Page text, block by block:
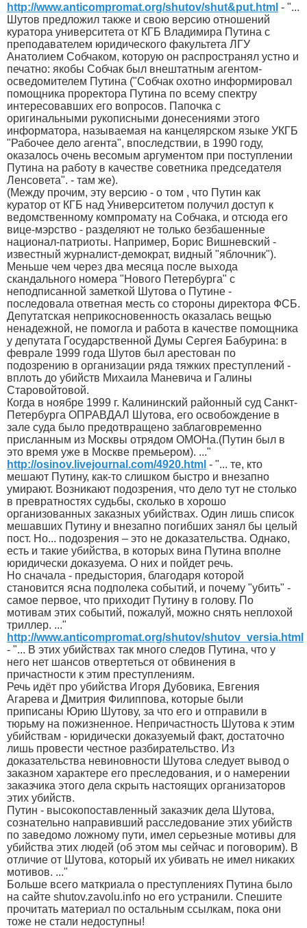
http://www.anticompromat.org/shutov/shut&put.html - "...
Шутов предложил также и свою версию отношений
куратора университета от КГБ Владимира Путина с
преподавателем юридического факультета ЛГУ
Анатолием Собчаком, которую он распространял устно и
печатно: якобы Собчак был внештатным агентом-
осведомителем Путина ("Собчак охотно информировал
помощника проректора Путина по всему спектру
интересовавших его вопросов. Папочка с
оригинальными рукописными донесениями этого
информатора, называемая на канцелярском языке УКГБ
"Рабочее дело агента", впоследствии, в 1990 году,
оказалось очень весомым аргументом при поступлении
Путина на работу в качестве советника председателя
Ленсовета". - там же).
(Между прочим, эту версию - о том , что Путин как
куратор от КГБ над Университетом получил доступ к
ведомственному компромату на Собчака, и отсюда его
вице-мэрство - разделяют не только безбашенные
национал-патриоты. Например, Борис Вишневский -
известный журналист-демократ, видный "яблочник").
Меньше чем через два месяца после выхода
скандального номера "Нового Петербурга" с
неподписанной заметкой Шутова о Путине -
последовала ответная месть со стороны директора ФСБ.
Депутатская неприкосновенность оказалась вещью
ненадежной, не помогла и работа в качестве помощника
у депутата Государственной Думы Сергея Бабурина: в
феврале 1999 года Шутов был арестован по
подозрению в организации ряда тяжких преступлений -
вплоть до убийств Михаила Маневича и Галины
Старовойтовой.
Когда в ноябре 1999 г. Калининский районный суд Санкт-
Петербурга ОПРАВДАЛ Шутова, его освобождение в
зале суда было предотвращено заблаговременно
присланным из Москвы отрядом ОМОНа.(Путин был в
это время уже в Москве премьером). ..."
http://osinov.livejournal.com/4920.html - "... те, кто
мешают Путину, как-то слишком быстро и внезапно
умирают. Возникают подозрения, что дело тут не столько
в превратностях судьбы, сколько в хорошо
организованных заказных убийствах. Один лишь список
мешавших Путину и внезапно погибших занял бы целый
пост. Но... подозрения – это не доказательства. Однако,
есть и такие убийства, в которых вина Путина вполне
юридически доказуема. О них и пойдет речь.
Но сначала - предыстория, благодаря которой
становится ясна подполека событий, и почему "убить" -
самое первое, что приходит Путину в голову. По
мотивам этих событий, пожалуй, можно снять неплохой
триллер. ..."
http://www.anticompromat.org/shutov/shutov_versia.html
- "... В этих убийствах так много следов Путина, что у
него нет шансов отвертеться от обвинения в
причастности к этим преступлениям.
Речь идёт про убийства Игоря Дубовика, Евгения
Агарева и Дмитрия Филиппова, которые были
приписаны Юрию Шутову, за что его и отправили в
тюрьму на пожизненное. Непричастность Шутова к этим
убийствам - юридически доказуемый факт, достаточно
лишь провести честное разбирательство. Из
доказательства невиновности Шутова следует вывод о
заказном характере его преследования, и о намерении
заказчика этого дела скрыть настоящих организаторов
этих убийств.
Путин - высокопоставленный заказчик дела Шутова,
сознательно направивший расследование этих убийств
по заведомо ложному пути, имел серьезные мотивы для
убийства этих людей (об этом мы сейчас и поговорим). В
отличие от Шутова, который их убивать не имел никаких
мотивов. ..."
Больше всего маткриала о преступлениях Путина было
на сайте shutov.zavolu.info но его устранили. Спешите
прочитать материал по остальным ссылкам, пока они
тоже не стали недоступны!